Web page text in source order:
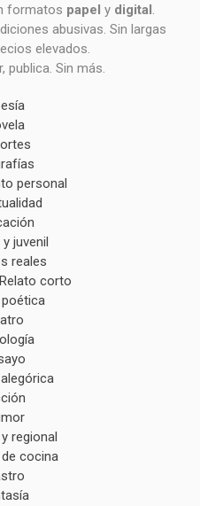
formatos papel y digital.
abusivas. Sin largas
elevados.
publica. Sin más.
personal
juvenil
reales
corto
regional
cocina